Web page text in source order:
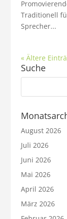
Traditionell
Sprecher...
« Ältere
Suche
August 2026
Juli 2026
Juni 2026
Mai 2026
April 2026
März 2026